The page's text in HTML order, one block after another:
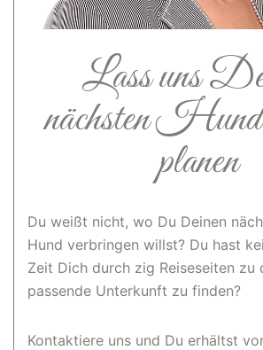
Lass uns
nächsten
planen
Du weißt nicht, wo Du Deinen
Hund verbringen willst? Du hast
Zeit Dich durch zig Reiseseiten zu
passende Unterkunft zu finden?
Kontaktiere uns und Du erhältst